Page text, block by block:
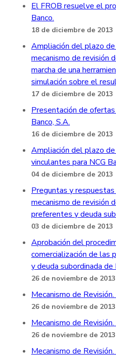
El FROB resuelve el
Banco.
18 de diciembre de 2013
Ampliación del plazo
mecanismo de revisión
marcha de una
simulación sobre el
17 de diciembre de 2013
Presentación de
Banco, S.A.
16 de diciembre de 2013
Ampliación del plazo
vinculantes para NCG
04 de diciembre de 2013
Preguntas y
mecanismo de revisión
preferentes y deuda
03 de diciembre de 2013
Aprobación del
comercialización de las
y deuda subordinada de
26 de noviembre de 2013
Mecanismo de
26 de noviembre de 2013
Mecanismo de
26 de noviembre de 2013
Mecanismo de